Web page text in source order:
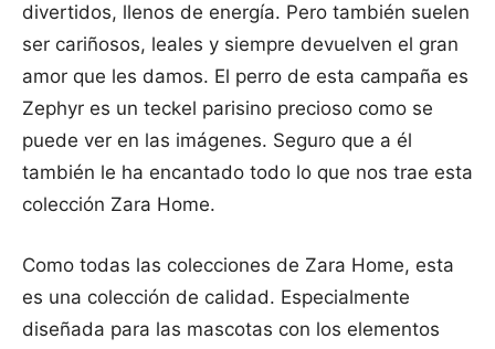
divertidos, llenos de energía. Pero también suelen
ser cariñosos, leales y siempre devuelven el gran
amor que les damos. El perro de esta campaña es
Zephyr es un teckel parisino precioso como se
puede ver en las imágenes. Seguro que a él
también le ha encantado todo lo que nos trae esta
colección Zara Home.
Como todas las colecciones de Zara Home, esta
es una colección de calidad. Especialmente
diseñada para las mascotas con los elementos